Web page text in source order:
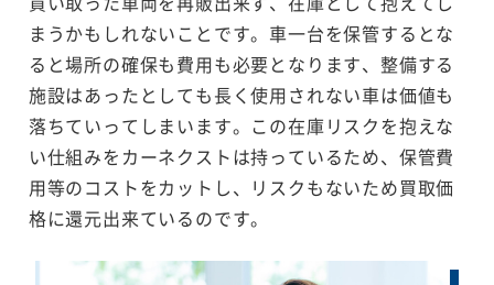
まうかもしれないことです。車一台を保管するとな
ると場所の確保も費用も必要となります、整備する
施設はあったとしても長く使用されない車は価値も
落ちていってしまいます。この在庫リスクを抱えな
い仕組みをカーネクストは持っているため、保管費
用等のコストをカットし、リスクもないため買取価
格に還元出来ているのです。